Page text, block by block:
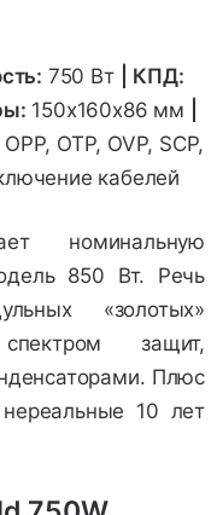
750 Вт
КПД:
150х160х86 мм
OPP, OTP, OVP, SCP,
кабелей
номинальную
850 Вт. Речь
«золотых»
защит,
Плюс
10 лет